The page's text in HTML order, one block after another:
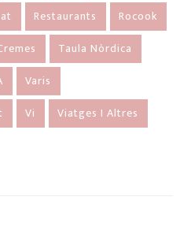
Restaurants
Rocook
Taula Nòrdica
Varis
Vi
Viatges I Altres